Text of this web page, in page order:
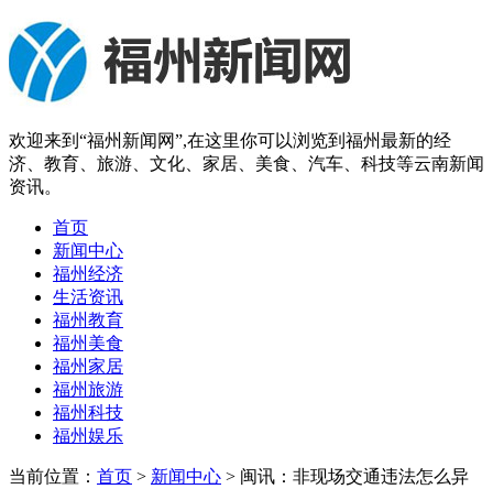
欢迎来到“福州新闻网”,在这里你可以浏览到福州最新的经
济、教育、旅游、文化、家居、美食、汽车、科技等云南新闻
资讯。
首页
新闻中心
福州经济
生活资讯
福州教育
福州美食
福州家居
福州旅游
福州科技
福州娱乐
当前位置： 首页 > 新闻中心 > 闽讯：非现场交通违法怎么异